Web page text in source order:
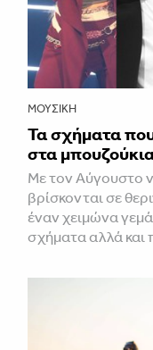
ΜΟΥΣΙΚΉ
Τα σχήματα
στα
Με τον Αύγουστο
βρίσκονται σε
έναν χειμώνα
σχήματα αλλά και